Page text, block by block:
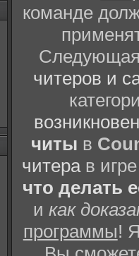
команде
Следующая
читеров и
читы в
читерав
что делать
икак
программы!